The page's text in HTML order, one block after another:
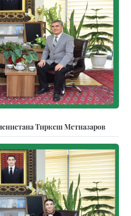
Тиркеш Мeтназаров